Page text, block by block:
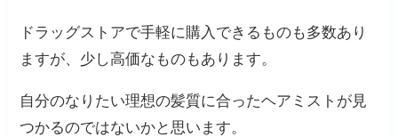
ドラッグストアで手軽に購入できるものも多数あり
ますが、少し高価なものもあります。
自分のなりたい理想の髪質に合ったヘアミストが見
つかるのではないかと思います。